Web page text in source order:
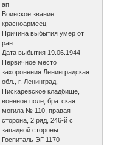
ап
Воинское звание
красноармеец
Причина выбытия умер от
ран
Дата выбытия 19.06.1944
Первичное место
захоронения Ленинградская
обл., г. Ленинград,
Пискаревское кладбище,
военное поле, братская
могила № 110, правая
сторона, 2 ряд, 246-й с
западной стороны
Госпиталь ЭГ 1170